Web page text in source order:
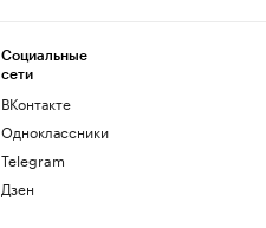
Социальные
сети
ВКонтакте
Одноклассники
Telegram
Дзен